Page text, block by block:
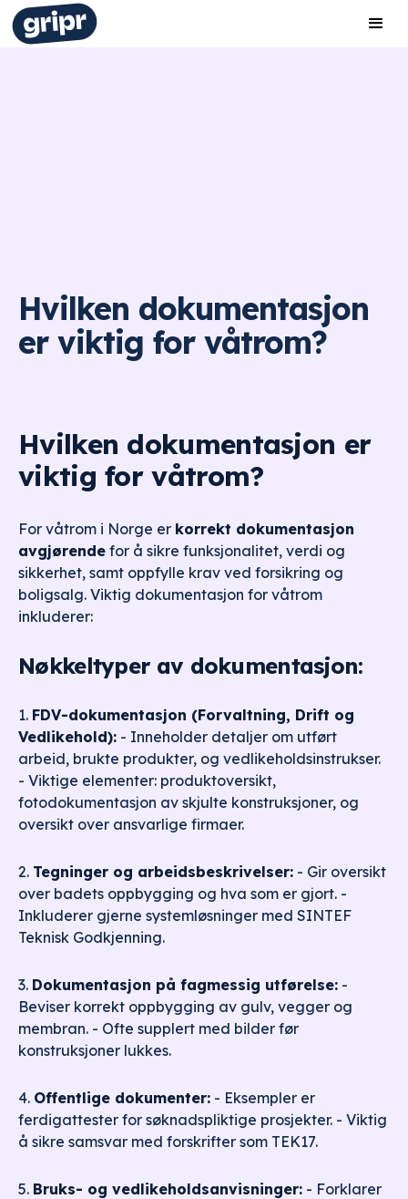
Hvilken dokumentasjon
er viktig for våtrom?
Hvilken dokumentasjon er
viktig for våtrom?
For våtrom i Norge er korrekt dokumentasjon
avgjørende for å sikre funksjonalitet, verdi og
sikkerhet, samt oppfylle krav ved forsikring og
boligsalg. Viktig dokumentasjon for våtrom
inkluderer:
Nøkkeltyper av dokumentasjon:
1. FDV-dokumentasjon (Forvaltning, Drift og
Vedlikehold): - Inneholder detaljer om utført
arbeid, brukte produkter, og vedlikeholdsinstrukser.
- Viktige elementer: produktoversikt,
fotodokumentasjon av skjulte konstruksjoner, og
oversikt over ansvarlige firmaer.
2. Tegninger og arbeidsbeskrivelser: - Gir oversikt
over badets oppbygging og hva som er gjort. -
Inkluderer gjerne systemløsninger med SINTEF
Teknisk Godkjenning.
3. Dokumentasjon på fagmessig utførelse: -
Beviser korrekt oppbygging av gulv, vegger og
membran. - Ofte supplert med bilder før
konstruksjoner lukkes.
4. Offentlige dokumenter: - Eksempler er
ferdigattester for søknadspliktige prosjekter. - Viktig
å sikre samsvar med forskrifter som TEK17.
5. Bruks- og vedlikeholdsanvisninger: - Forklarer